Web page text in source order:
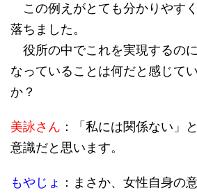
この例えがとても分かりやす
落ちました。
役所の中でこれを実現するの
なっていることは何だと感じて
か？
美詠さん ：「私には関係ない」
意識だと思います。
もやじょ ：まさか、女性自身の